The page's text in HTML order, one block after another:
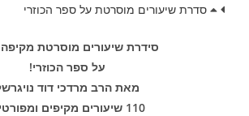
סדרת שיעורים מוסרטת על ספר הכוזרי
סידרת שיעורים מוסרטת מקיפה
על ספר הכוזרי!
מאת הרב מרדכי דוד
110 שיעורים מקיפים ומפורטים